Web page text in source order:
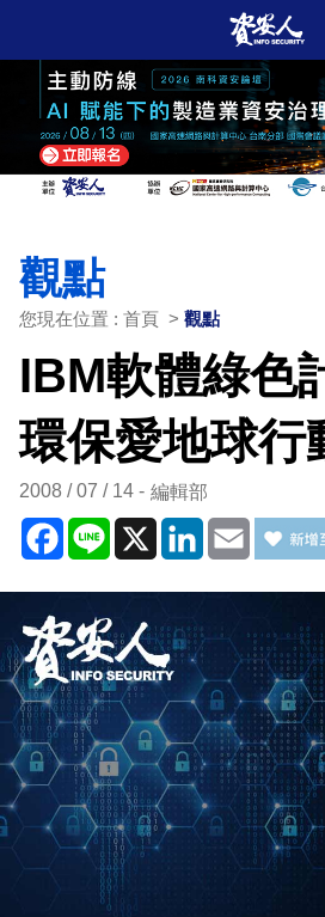
觀點
您現在位置 : 首頁 > 觀點
IBM軟體綠色
環保愛地球行
2008 / 07 / 14 編輯部
Facebook
Line X LinkedIn
Email